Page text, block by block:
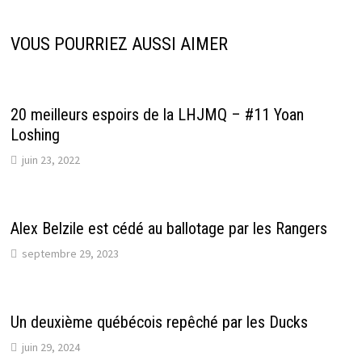
VOUS POURRIEZ AUSSI AIMER
20 meilleurs espoirs de la LHJMQ – #11 Yoan
Loshing
juin 23, 2022
Alex Belzile est cédé au ballotage par les Rangers
septembre 29, 2023
Un deuxième québécois repêché par les Ducks
juin 29, 2024